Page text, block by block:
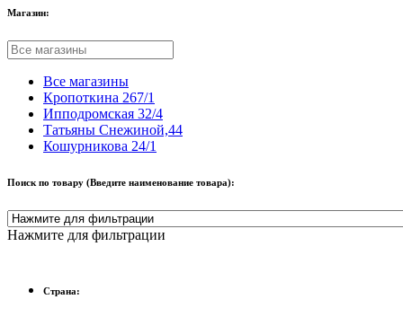
Магазин:
Все магазины
Кропоткина 267/1
Ипподромская 32/4
Татьяны Снежиной,44
Кошурникова 24/1
Поиск по товару (Введите наименование товара):
Нажмите для фильтрации
Страна: